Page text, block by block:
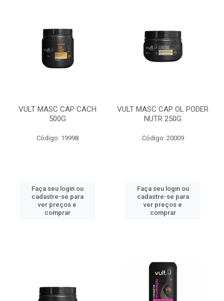
VULT MASC CAP CACH
500G
Código: 19998
Faça seu login ou
cadastre-se para
ver preços e
comprar
VULT MASC CAP OL PODER
NUTR 250G
Código: 20009
Faça seu login ou
cadastre-se para
ver preços e
comprar